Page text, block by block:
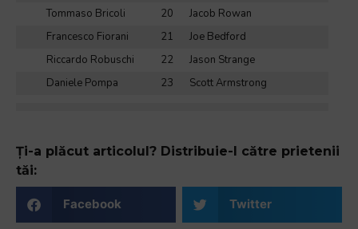
Tommaso Bricoli
20
Jacob Rowan
Francesco Fiorani
21
Joe Bedford
Riccardo Robuschi
22
Jason Strange
Daniele Pompa
23 Scott Armstrong
Ți-a plăcut articolul? Distribuie-l către prietenii
tăi:
Facebook Twitter